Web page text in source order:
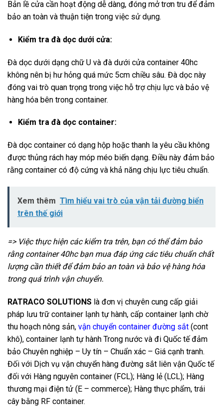
Bản lề cửa cần hoạt động dễ dàng, đóng mở trơn tru để đảm
bảo an toàn và thuận tiện trong việc sử dụng.
Kiểm tra đà dọc dưới cửa:
Đà dọc dưới dạng chữ U và đà dưới cửa container 40hc
không nên bị hư hỏng quá mức 5cm chiều sâu. Đà dọc này
đóng vai trò quan trọng trong việc hỗ trợ chịu lực và bảo vệ
hàng hóa bên trong container.
Kiểm tra đà dọc container:
Đà dọc container có dạng hộp hoặc thanh la yêu cầu không
được thủng rách hay móp méo biến dạng. Điều này đảm bảo
rằng container có độ cứng và khả năng chịu lực tiêu chuẩn.
Xem thêm Tìm hiểu vai trò của vận tải đường biển
trên thế giới
=> Việc thực hiện các kiểm tra trên, bạn có thể đảm bảo
rằng container 40hc bạn mua đáp ứng các tiêu chuẩn chất
lượng cần thiết để đảm bảo an toàn và bảo vệ hàng hóa
trong quá trình vận chuyển.
RATRACO SOLUTIONS là đơn vị chuyên cung cấp giải
pháp lưu trữ container lạnh tự hành, cấp container lạnh chờ
thu hoạch nông sản, vận chuyển container đường sắt (cont
khô), container lạnh tự hành Trong nước và đi Quốc tế đảm
bảo Chuyên nghiệp – Uy tín – Chuẩn xác – Giá cạnh tranh.
Đối với Dịch vụ vận chuyển hàng đường sắt liên vận Quốc tế
đối với Hàng nguyên container (FCL); Hàng lẻ (LCL); Hàng
thương mại điện tử (E – commerce); Hàng thực phẩm, trái
cây bằng RF container.